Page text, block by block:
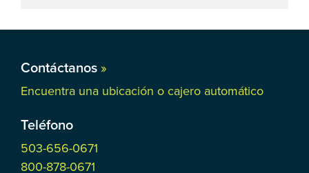
Contáctanos »
Encuentra una ubicación o cajero automático
Teléfono
503-656-0671
800-878-0671